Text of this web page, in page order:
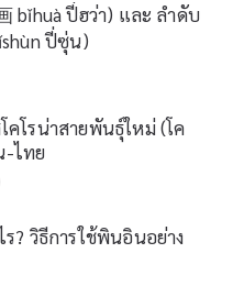
bǐhuà ปี่ฮว่า) และ ลำดับ
ปี่ซุ่น)
คโรน่าสายพันธุ์ใหม่ (โค
-ไทย
? วิธีการใช้พินอินอย่าง